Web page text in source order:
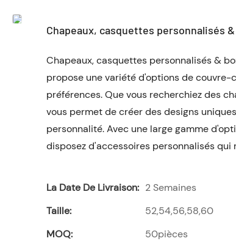
Chapeaux, casquettes personnalisés
Chapeaux, casquettes personnalisés &
propose une variété d'options de
préférences. Que vous recherchiez des
vous permet de créer des designs
personnalité. Avec une large gamme
disposez d'accessoires personnalisés
La Date De Livraison: 2 Semaines
Taille:
52,54,56,58,60
MOQ:
50pièces